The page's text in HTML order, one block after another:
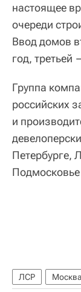
настоящее
очереди
Ввод домов
год, третьей
Группа
российских
и
Петербурге,
Подмосковье
ЛСР Москва